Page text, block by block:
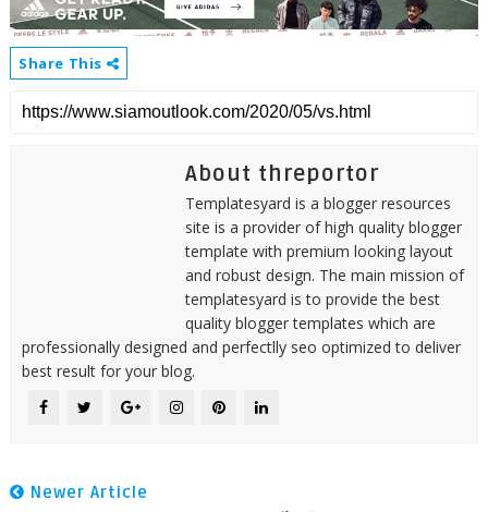
Share This
About threportor
Templatesyard is a blogger resources
site is a provider of high quality blogger
template with premium looking layout
and robust design. The main mission of
templatesyard is to provide the best
quality blogger templates which are
professionally designed and perfectlly seo optimized to deliver
best result for your blog.
Newer Article